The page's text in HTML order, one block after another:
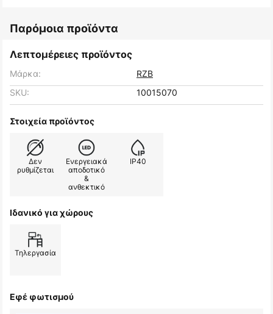
Παρόμοια προϊόντα
Λεπτομέρειες προϊόντος
Μάρκα:
RZB
SKU:
10015070
Στοιχεία προϊόντος
Δεν
ρυθμίζεται
Ενεργειακά
αποδοτικό
&
ανθεκτικό
IP40
Ιδανικό για χώρους
Τηλεργασία
Εφέ φωτισμού